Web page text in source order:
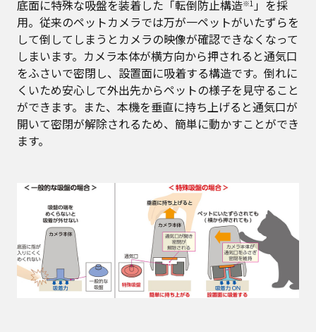
底面に特殊な吸盤を装着した「転倒防止構造※1 」を採
用。従来のペットカメラでは万が一ペットがいたずらを
して倒してしまうとカメラの映像が確認できなくなって
しまいます。カメラ本体が横方向から押されると通気口
をふさいで密閉し、設置面に吸着する構造です。倒れに
くいため安心して外出先からペットの様子を見守ること
ができます。また、本機を垂直に持ち上げると通気口が
開いて密閉が解除されるため、簡単に動かすことができ
ます。